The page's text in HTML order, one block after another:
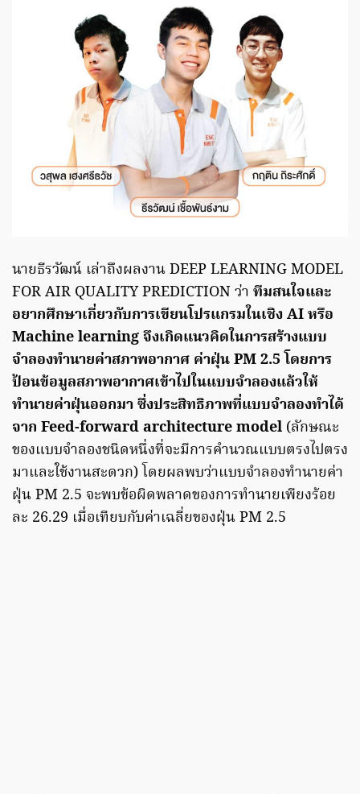
นายธีรวัฒน์ เล่าถึงผลงาน DEEP LEARNING MODEL
FOR AIR QUALITY PREDICTION ว่า ทีมสนใจและ
อยากศึกษาเกี่ยวกับการเขียนโปรแกรมในเชิง AI หรือ
Machine learning จึงเกิดแนวคิดในการสร้างแบบ
จำลองทำนายค่าสภาพอากาศ ค่าฝุ่น PM 2.5 โดยการ
ป้อนข้อมูลสภาพอากาศเข้าไปในแบบจำลองแล้วให้
ทำนายค่าฝุ่นออกมา ซึ่งประสิทธิภาพที่แบบจำลองทำได้
จาก Feed-forward architecture model (ลักษณะ
ของแบบจำลองชนิดหนึ่งที่จะมีการคำนวณแบบตรงไปตรง
มาและใช้งานสะดวก) โดยผลพบว่าแบบจำลองทำนายค่า
ฝุ่น PM 2.5 จะพบข้อผิดพลาดของการทำนายเพียงร้อย
ละ 26.29 เมื่อเทียบกับค่าเฉลี่ยของฝุ่น PM 2.5